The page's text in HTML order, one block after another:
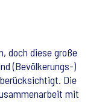
doch diese große
(Bevölkerungs-)
Die
mit